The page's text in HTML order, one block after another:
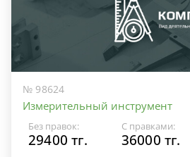
№ 98624
Измерительный инструмент
Без правок:
29400 тг.
С правками:
36000 тг.